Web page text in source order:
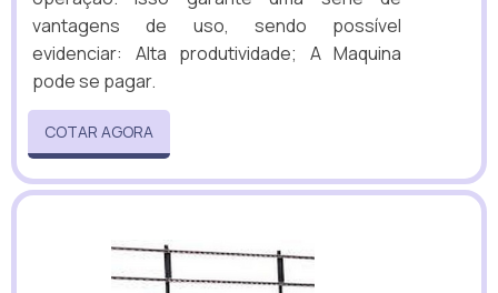
vantagens de uso, sendo possível
evidenciar: Alta produtividade; A Maquina
pode se pagar.
COTAR AGORA